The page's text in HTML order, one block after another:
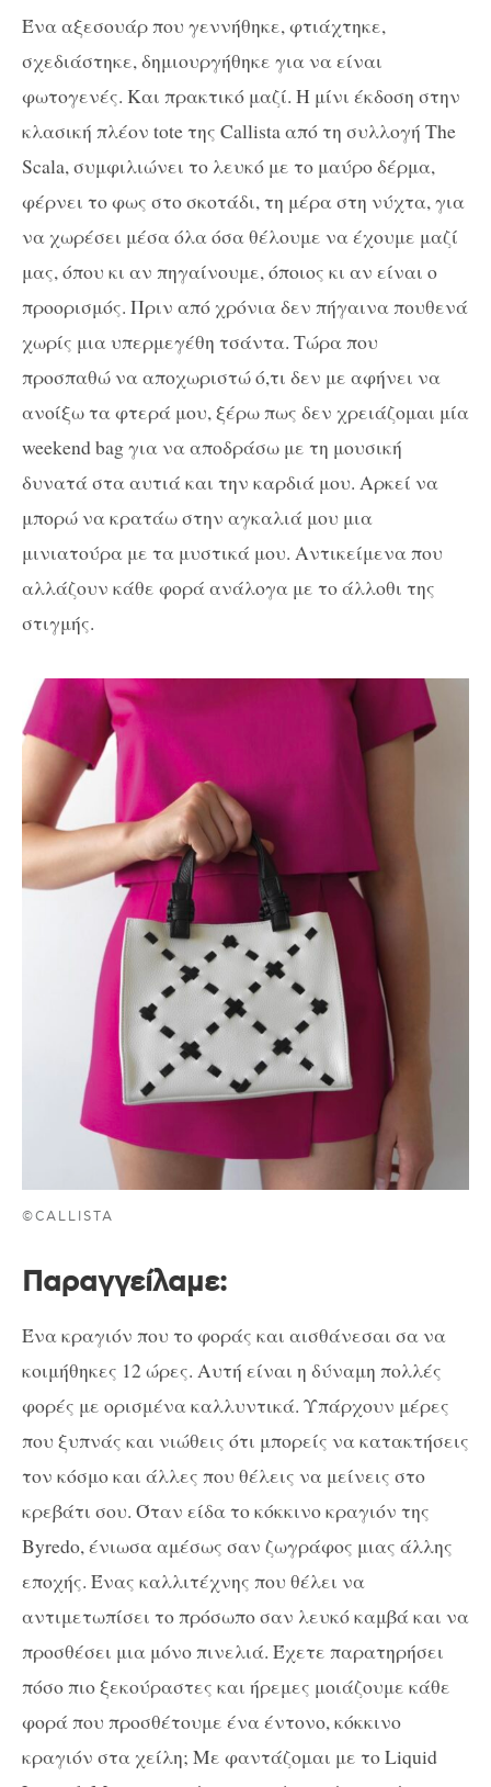
Ένα αξεσουάρ που γεννήθηκε, φτιάχτηκε,
σχεδιάστηκε, δημιουργήθηκε για να είναι
φωτογενές. Και πρακτικό μαζί. Η μίνι έκδοση στην
κλασική πλέον toteτης Callistaαπό τη συλλογή The
Scala, συμφιλιώνει το λευκό με το μαύρο δέρμα,
φέρνει το φως στο σκοτάδι, τη μέρα στη νύχτα, για
να χωρέσει μέσα όλα όσα θέλουμε να έχουμε μαζί
μας, όπου κι αν πηγαίνουμε, όποιος κι αν είναι ο
προορισμός. Πριν από χρόνια δεν πήγαινα πουθενά
χωρίς μια υπερμεγέθη τσάντα. Τώρα που
προσπαθώ να αποχωριστώ ό,τι δεν με αφήνει να
ανοίξω τα φτερά μου, ξέρω πως δεν χρειάζομαι μία
weekend bagγια να αποδράσω με τη μουσική
δυνατά στα αυτιά και την καρδιά μου. Αρκεί να
μπορώ να κρατάω στην αγκαλιά μου μια
μινιατούρα με τα μυστικά μου. Αντικείμενα που
αλλάζουν κάθε φορά ανάλογα με το άλλοθι της
στιγμής.
©CALLISTA
Παραγγείλαμε:
Ένα κραγιόν που το φοράς και αισθάνεσαι σα να
κοιμήθηκες 12 ώρες. Αυτή είναι η δύναμη πολλές
φορές με ορισμένα καλλυντικά. Υπάρχουν μέρες
που ξυπνάς και νιώθεις ότι μπορείς να κατακτήσεις
τον κόσμο και άλλες που θέλεις να μείνεις στο
κρεβάτι σου. Όταν είδα το κόκκινο κραγιόν της
Byredo, ένιωσα αμέσως σαν ζωγράφος μιας άλλης
εποχής. Ένας καλλιτέχνης που θέλει να
αντιμετωπίσει το πρόσωπο σαν λευκό καμβά και να
προσθέσει μια μόνο πινελιά. Έχετε παρατηρήσει
πόσο πιο ξεκούραστες και ήρεμες μοιάζουμε κάθε
φορά που προσθέτουμε ένα έντονο, κόκκινο
κραγιόν στα χείλη; Mε φαντάζομαι με τοLiquid